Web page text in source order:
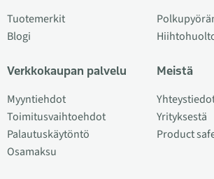
Tuotemerkit
Blogi
Verkkokaupan palvelu
Myyntiehdot
Toimitusvaihtoehdot
Palautuskäytöntö
Osamaksu
Meistä
Yrityksestä
Product